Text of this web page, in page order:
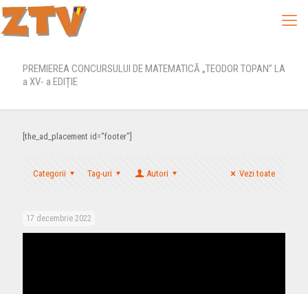
PREMIEREA CONCURSULUI DE MATEMATICĂ „TEODOR TOPAN” LA
a XV- a EDIȚIE
[the_ad_placement id="footer"]
Categorii Tag-uri Autori Vezi toate
17 decembrie 2022